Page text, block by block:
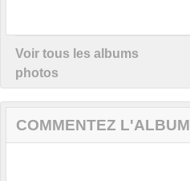
Voir tous les albums
photos
COMMENTEZ L'ALBUM